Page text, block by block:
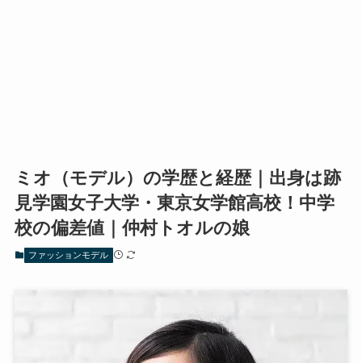
ミオ（モデル）の学歴と経歴｜出身は跡
見学園女子大学・東京女学館高校！中学
校の偏差値｜仲村トオルの娘
ファッションモデル